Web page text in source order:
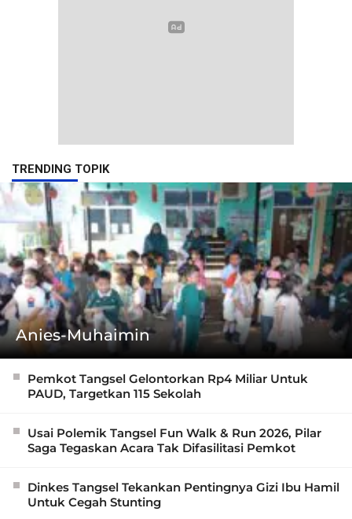
TRENDING TOPIK
Anies-Muhaimin
Pemkot Tangsel Gelontorkan Rp4 Miliar Untuk
PAUD, Targetkan 115 Sekolah
Usai Polemik Tangsel Fun Walk & Run 2026, Pilar
Saga Tegaskan Acara Tak Difasilitasi Pemkot
Dinkes Tangsel Tekankan Pentingnya Gizi Ibu Hamil
Untuk Cegah Stunting